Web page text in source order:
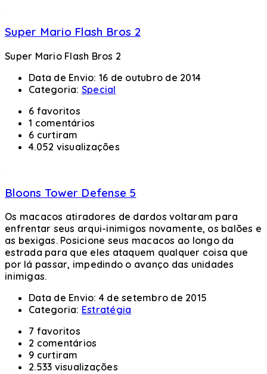
Super Mario Flash Bros 2
Super Mario Flash Bros 2
Data de Envio: 16 de outubro de 2014
Categoria: Special
6 favoritos
1 comentários
6 curtiram
4.052 visualizações
Bloons Tower Defense 5
Os macacos atiradores de dardos voltaram para
enfrentar seus arqui-inimigos novamente, os balões e
as bexigas. Posicione seus macacos ao longo da
estrada para que eles ataquem qualquer coisa que
por lá passar, impedindo o avanço das unidades
inimigas.
Data de Envio: 4 de setembro de 2015
Categoria: Estratégia
7 favoritos
2 comentários
9 curtiram
2.533 visualizações